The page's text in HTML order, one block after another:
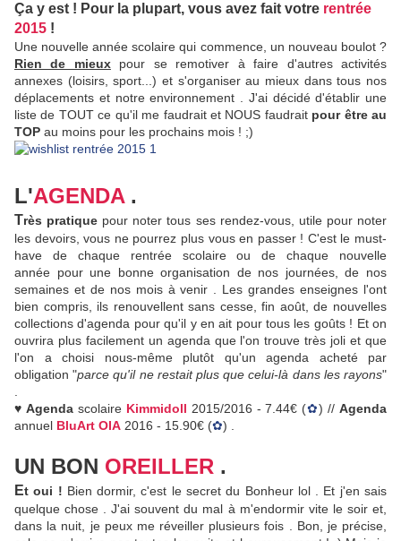
Ça y est ! Pour la plupart, vous avez fait votre rentrée
2015 !
Une nouvelle année scolaire qui commence, un nouveau boulot ?
Rien de mieuxpour se remotiver à faire d'autres activités
annexes (loisirs, sport...) et s'organiser au mieux dans tous nos
déplacements et notre environnement . J'ai décidé d'établir une
liste de TOUT ce qu'il me faudrait et NOUS faudrait pour être au
TOP au moins pour les prochains mois ! ;)
L'AGENDA.
Très pratique pour noter tous ses rendez-vous, utile pour noter
les devoirs, vous ne pourrez plus vous en passer ! C'est le must-
have de chaque rentrée scolaire ou de chaque nouvelle
année pour une bonne organisation de nos journées, de nos
semaines et de nos mois à venir . Les grandes enseignes l'ont
bien compris, ils renouvellent sans cesse, fin août, de nouvelles
collections d'agenda pour qu'il y en ait pour tous les goûts ! Et on
ouvrira plus facilement un agenda que l'on trouve très joli et que
l'on a choisi nous-même plutôt qu'un agenda acheté par
obligation "parce qu'il ne restait plus que celui-là dans les rayons"
♥ Agendascolaire Kimmidoll 2015/2016 - 7.44€ (✿) //Agenda
annuel BluArt OIA 2016 - 15.90€ (✿) .
UN BON OREILLER .
Et oui ! Bien dormir, c'est le secret du Bonheur lol . Et j'en sais
quelque chose . J'ai souvent du mal à m'endormir vite le soir et,
dans la nuit, je peux me réveiller plusieurs fois . Bon, je précise,